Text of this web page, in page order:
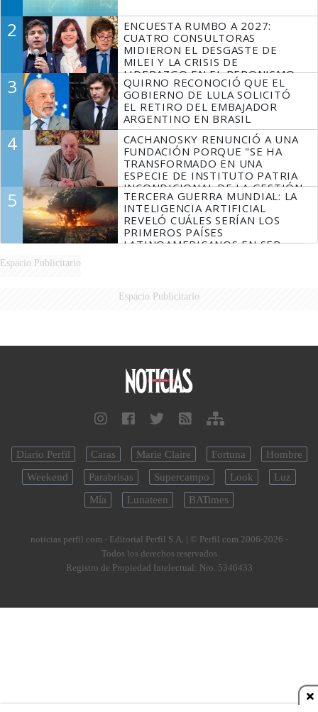
2
ENCUESTA RUMBO A 2027:
CUATRO CONSULTORAS
MIDIERON EL DESGASTE DE
MILEI Y LA CRISIS DE
LIDERAZGO EN EL PERONISMO
3
QUIRNO RECONOCIÓ QUE EL
GOBIERNO DE LULA SOLICITÓ
EL RETIRO DEL EMBAJADOR
ARGENTINO EN BRASIL
4
CACHANOSKY RENUNCIÓ A UNA
FUNDACIÓN PORQUE "SE HA
TRANSFORMADO EN UNA
ESPECIE DE INSTITUTO PATRIA
INCONDICIONAL DE LA GESTIÓN
DE MILEI"
5
TERCERA GUERRA MUNDIAL: LA
INTELIGENCIA ARTIFICIAL
REVELÓ CUÁLES SERÍAN LOS
PRIMEROS PAÍSES
LATINOAMERICANOS EN SER
Espacio Publicitario
Espacio Publicitario
Diario Perfil Caras Marie Claire Fortuna
Hombre
Weekend
Parabrisas Supercampo Look
Luz
Mía
Lunateen BATimes
noticias.perfil.com - Editorial Perfil S.A. | © Perfil.com 2006-2026 -
Todos los derechos reservados
Registro de Propiedad Intelectual: Nro. 5346433